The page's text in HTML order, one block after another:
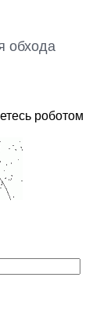
обхода
роботом